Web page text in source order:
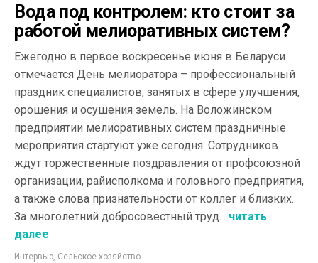
Вода под контролем: кто стоит за
работой мелиоративных систем?
Ежегодно в первое воскресенье июня в Беларуси
отмечается День мелиоратора – профессиональный
праздник специалистов, занятых в сфере улучшения,
орошения и осушения земель. На Воложинском
предприятии мелиоративных систем праздничные
мероприятия стартуют уже сегодня. Сотрудников
ждут торжественные поздравления от профсоюзной
организации, райисполкома и головного предприятия,
а также слова признательности от коллег и близких.
За многолетний добросовестный труд... читать
далее
Интервью, Сельское хозяйство